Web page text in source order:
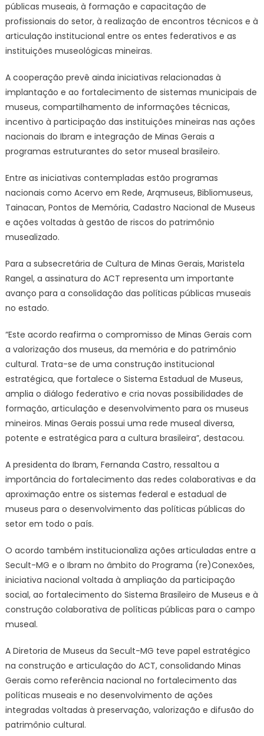
públicas museais, à formação e capacitação de
profissionais do setor, à realização de encontros técnicos e à
articulação institucional entre os entes federativos e as
instituições museológicas mineiras.
A cooperação prevê ainda iniciativas relacionadas à
implantação e ao fortalecimento de sistemas municipais de
museus, compartilhamento de informações técnicas,
incentivo à participação das instituições mineiras nas ações
nacionais do Ibram e integração de Minas Gerais a
programas estruturantes do setor museal brasileiro.
Entre as iniciativas contempladas estão programas
nacionais como Acervo em Rede, Arqmuseus, Bibliomuseus,
Tainacan, Pontos de Memória, Cadastro Nacional de Museus
e ações voltadas à gestão de riscos do patrimônio
musealizado.
Para a subsecretária de Cultura de Minas Gerais, Maristela
Rangel, a assinatura do ACT representa um importante
avanço para a consolidação das políticas públicas museais
no estado.
“Este acordo reafirma o compromisso de Minas Gerais com
a valorização dos museus, da memória e do patrimônio
cultural. Trata-se de uma construção institucional
estratégica, que fortalece o Sistema Estadual de Museus,
amplia o diálogo federativo e cria novas possibilidades de
formação, articulação e desenvolvimento para os museus
mineiros. Minas Gerais possui uma rede museal diversa,
potente e estratégica para a cultura brasileira”, destacou.
A presidenta do Ibram, Fernanda Castro, ressaltou a
importância do fortalecimento das redes colaborativas e da
aproximação entre os sistemas federal e estadual de
museus para o desenvolvimento das políticas públicas do
setor em todo o país.
O acordo também institucionaliza ações articuladas entre a
Secult-MG e o Ibram no âmbito do Programa (re)Conexões,
iniciativa nacional voltada à ampliação da participação
social, ao fortalecimento do Sistema Brasileiro de Museus e à
construção colaborativa de políticas públicas para o campo
museal.
A Diretoria de Museus da Secult-MG teve papel estratégico
na construção e articulação do ACT, consolidando Minas
Gerais como referência nacional no fortalecimento das
políticas museais e no desenvolvimento de ações
integradas voltadas à preservação, valorização e difusão do
patrimônio cultural.